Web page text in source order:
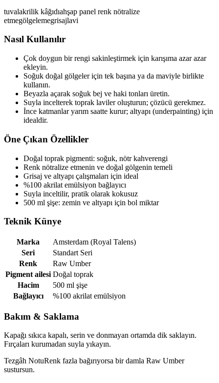
tuvalakrilik kâğıdıahşap panel renk nötralize
etmegölgelemegrisajlavi
Nasıl Kullanılır
Çok doygun bir rengi sakinleştirmek için karışıma azar azar
ekleyin.
Soğuk doğal gölgeler için tek başına ya da maviyle birlikte
kullanın.
Beyazla açarak soğuk bej ve haki tonları üretin.
Suyla incelterek toprak laviler oluşturun; çözücü gerekmez.
İnce katmanlar yarım saatte kurur; altyapı (underpainting) için
idealdir.
Öne Çıkan Özellikler
Doğal toprak pigmenti: soğuk, nötr kahverengi
Renk nötralize etmenin ve doğal gölgenin temeli
Grisaj ve altyapı çalışmaları için ideal
%100 akrilat emülsiyon bağlayıcı
Suyla inceltilir, pratik olarak kokusuz
500 ml şişe: zemin ve altyapı için bol miktar
Teknik Künye
Marka
Amsterdam (Royal Talens)
Seri
Standart Seri
Renk
Raw Umber
Pigment ailesi Doğal toprak
Hacim
500 ml şişe
Bağlayıcı
%100 akrilat emülsiyon
Bakım & Saklama
Kapağı sıkıca kapalı, serin ve donmayan ortamda dik saklayın.
Fırçaları kurumadan suyla yıkayın.
Tezgâh NotuRenk fazla bağırıyorsa bir damla Raw Umber
sustursun.